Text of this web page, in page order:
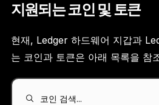
모든 면에서 프리미엄급 보안
지원되는 코인 및 토큰
현재, Ledger 하드웨어 지갑과
는 코인과 토큰은 아래 목록을 참
코인 검색...